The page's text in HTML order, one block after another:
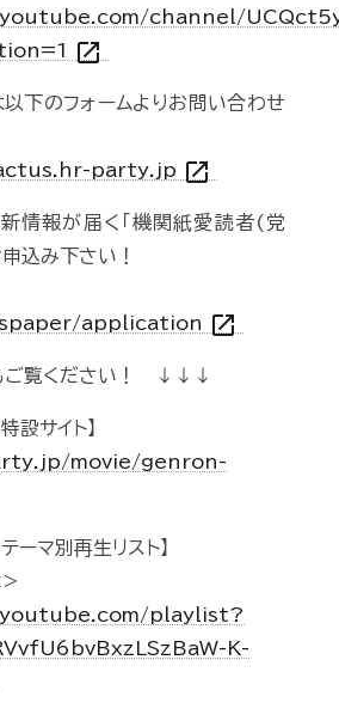
channel/
open_in_new
以下のフォームよりお問い合わせ
party.jp open_in_new
情報が届く「機関紙愛読者(党
込み下さい！
application open_in_new
覧ください！ ↓↓↓
設サイト】
movie/genron-
ーマ別再生リスト】
playlist?
K-